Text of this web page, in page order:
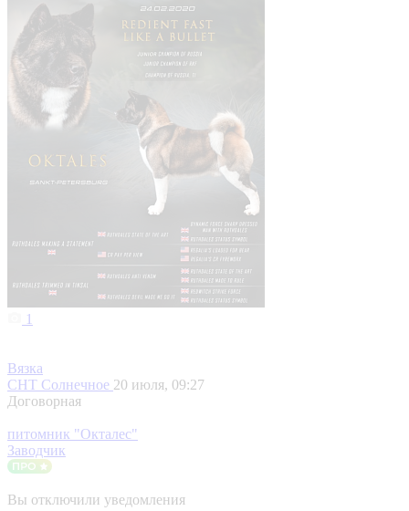
1
Вязка
СНТ Солнечное 20 июля, 09:27
Договорная
питомник "Окталес"
Заводчик
Вы отключили уведомления